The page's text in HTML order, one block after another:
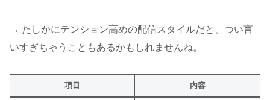
→ たしかにテンション高めの配信スタイルだと、つい言
いすぎちゃうこともあるかもしれませんね。
項目 内容